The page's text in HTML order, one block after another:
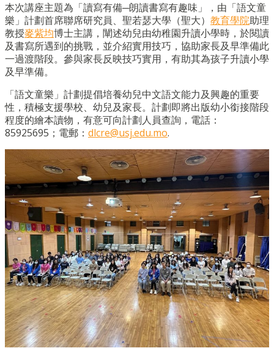
本次講座主題為「讀寫有備─朗讀書寫有趣味」，由「語文童
樂」計劃首席聯席研究員、聖若瑟大學（聖大） 教育學院助理
教授麥紫均博士主講，闡述幼兒由幼稚園升讀小學時，於閱讀
及書寫所遇到的挑戰，並介紹實用技巧，協助家長及早準備此
一過渡階段。參與家長反映技巧實用，有助其為孩子升讀小學
及早準備。
「語文童樂」計劃提倡培養幼兒中文語文能力及興趣的重要
性，積極支援學校、幼兒及家長。計劃即將出版幼小銜接階段
程度的繪本讀物，有意可向計劃人員查詢，電話：
85925695；電郵： dlcre@usj.edu.mo.